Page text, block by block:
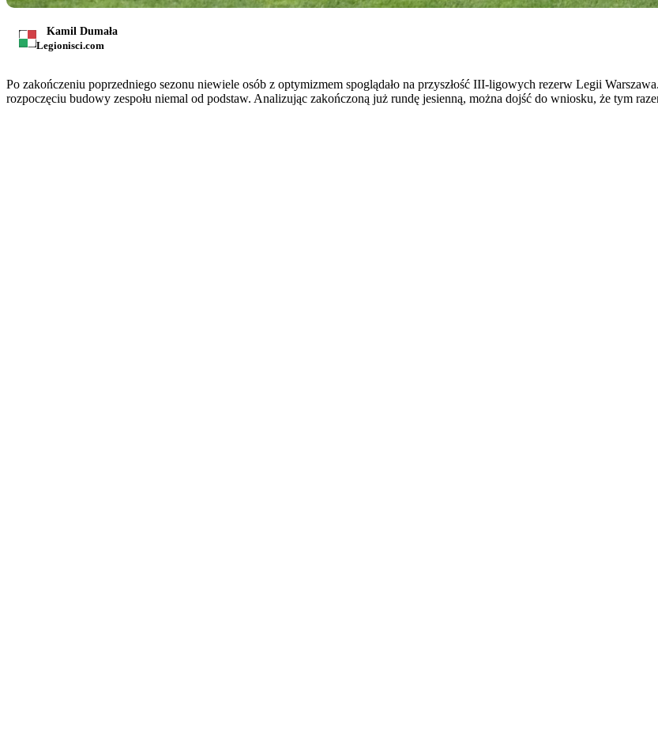
Kamil Dumała
Legionisci.com
Po zakończeniu poprzedniego sezonu niewiele osób z optymizmem spoglądało na przyszłość III-ligowych rezerw Legii
rozpoczęciu budowy zespołu niemal od podstaw. Analizując zakończoną już rundę jesienną, można dojść do wniosku, że tym